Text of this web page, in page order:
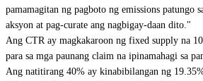
pamamagitan ng pagboto ng emissions
aksyon at pag-curate ang nagbigay-daan dito."
Ang CTR ay magkakaroon ng fixed supply na
para sa mga paunang claim na ipinamahagi sa
Ang natitirang 40% ay kinabibilangan ng